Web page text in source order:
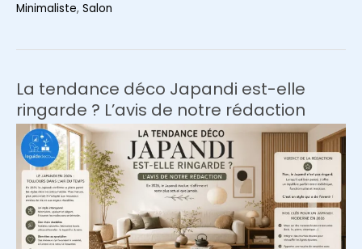
dans
son
salon
astuces
décoration
et
aménagement
Minimaliste, Salon
La tendance déco Japandi est-elle
ringarde ? L’avis de notre rédaction